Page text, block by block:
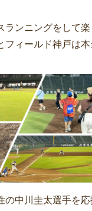
ランニングをして
フィールド神戸は
の中川圭太選手を応